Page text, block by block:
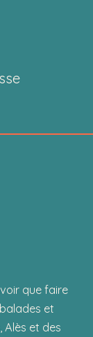
que faire
et
Alès et des